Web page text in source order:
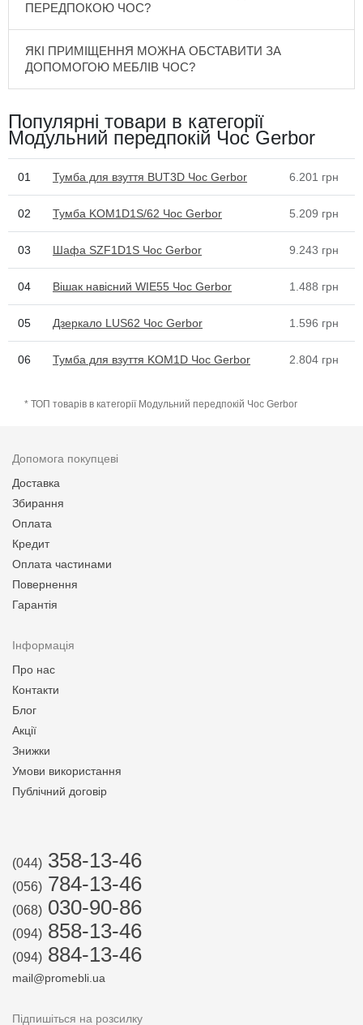
ПЕРЕДПОКОЮ ЧОС?
ЯКІ ПРИМІЩЕННЯ МОЖНА ОБСТАВИТИ ЗА
ДОПОМОГОЮ МЕБЛІВ ЧОС?
Популярні товари в категорії
Модульний передпокій Чос Gerbor
01 Тумба для взуття BUT3D Чос Gerbor 6.201 грн
02 Тумба KOM1D1S/62 Чос Gerbor 5.209 грн
03 Шафа SZF1D1S Чос Gerbor 9.243 грн
04 Вішак навісний WIE55 Чос Gerbor 1.488 грн
05 Дзеркало LUS62 Чос Gerbor 1.596 грн
06 Тумба для взуття KOM1D Чос Gerbor 2.804 грн
* ТОП товарів в категорії Модульний передпокій Чос Gerbor
Допомога покупцеві
Доставка
Збирання
Оплата
Кредит
Оплата частинами
Повернення
Гарантія
Інформація
Про нас
Контакти
Блог
Акції
Знижки
Умови використання
Публічний договір
(044) 358-13-46
(056) 784-13-46
(068) 030-90-86
(094) 858-13-46
(094) 884-13-46
mail@promebli.ua
Підпишіться на розсилку